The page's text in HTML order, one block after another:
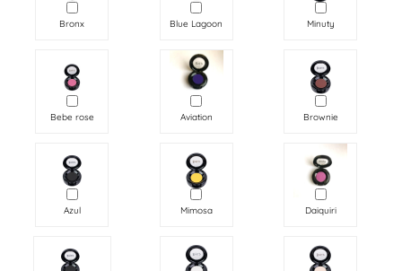
Bronx Blue Lagoon Minuty
Bebe rose Aviation Brownie
Azul Mimosa Daiquiri